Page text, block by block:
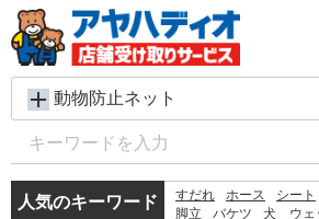
動物防止ネット
人気のキーワード すだれ ホース シート
脚立
バケツ
犬 ウェ